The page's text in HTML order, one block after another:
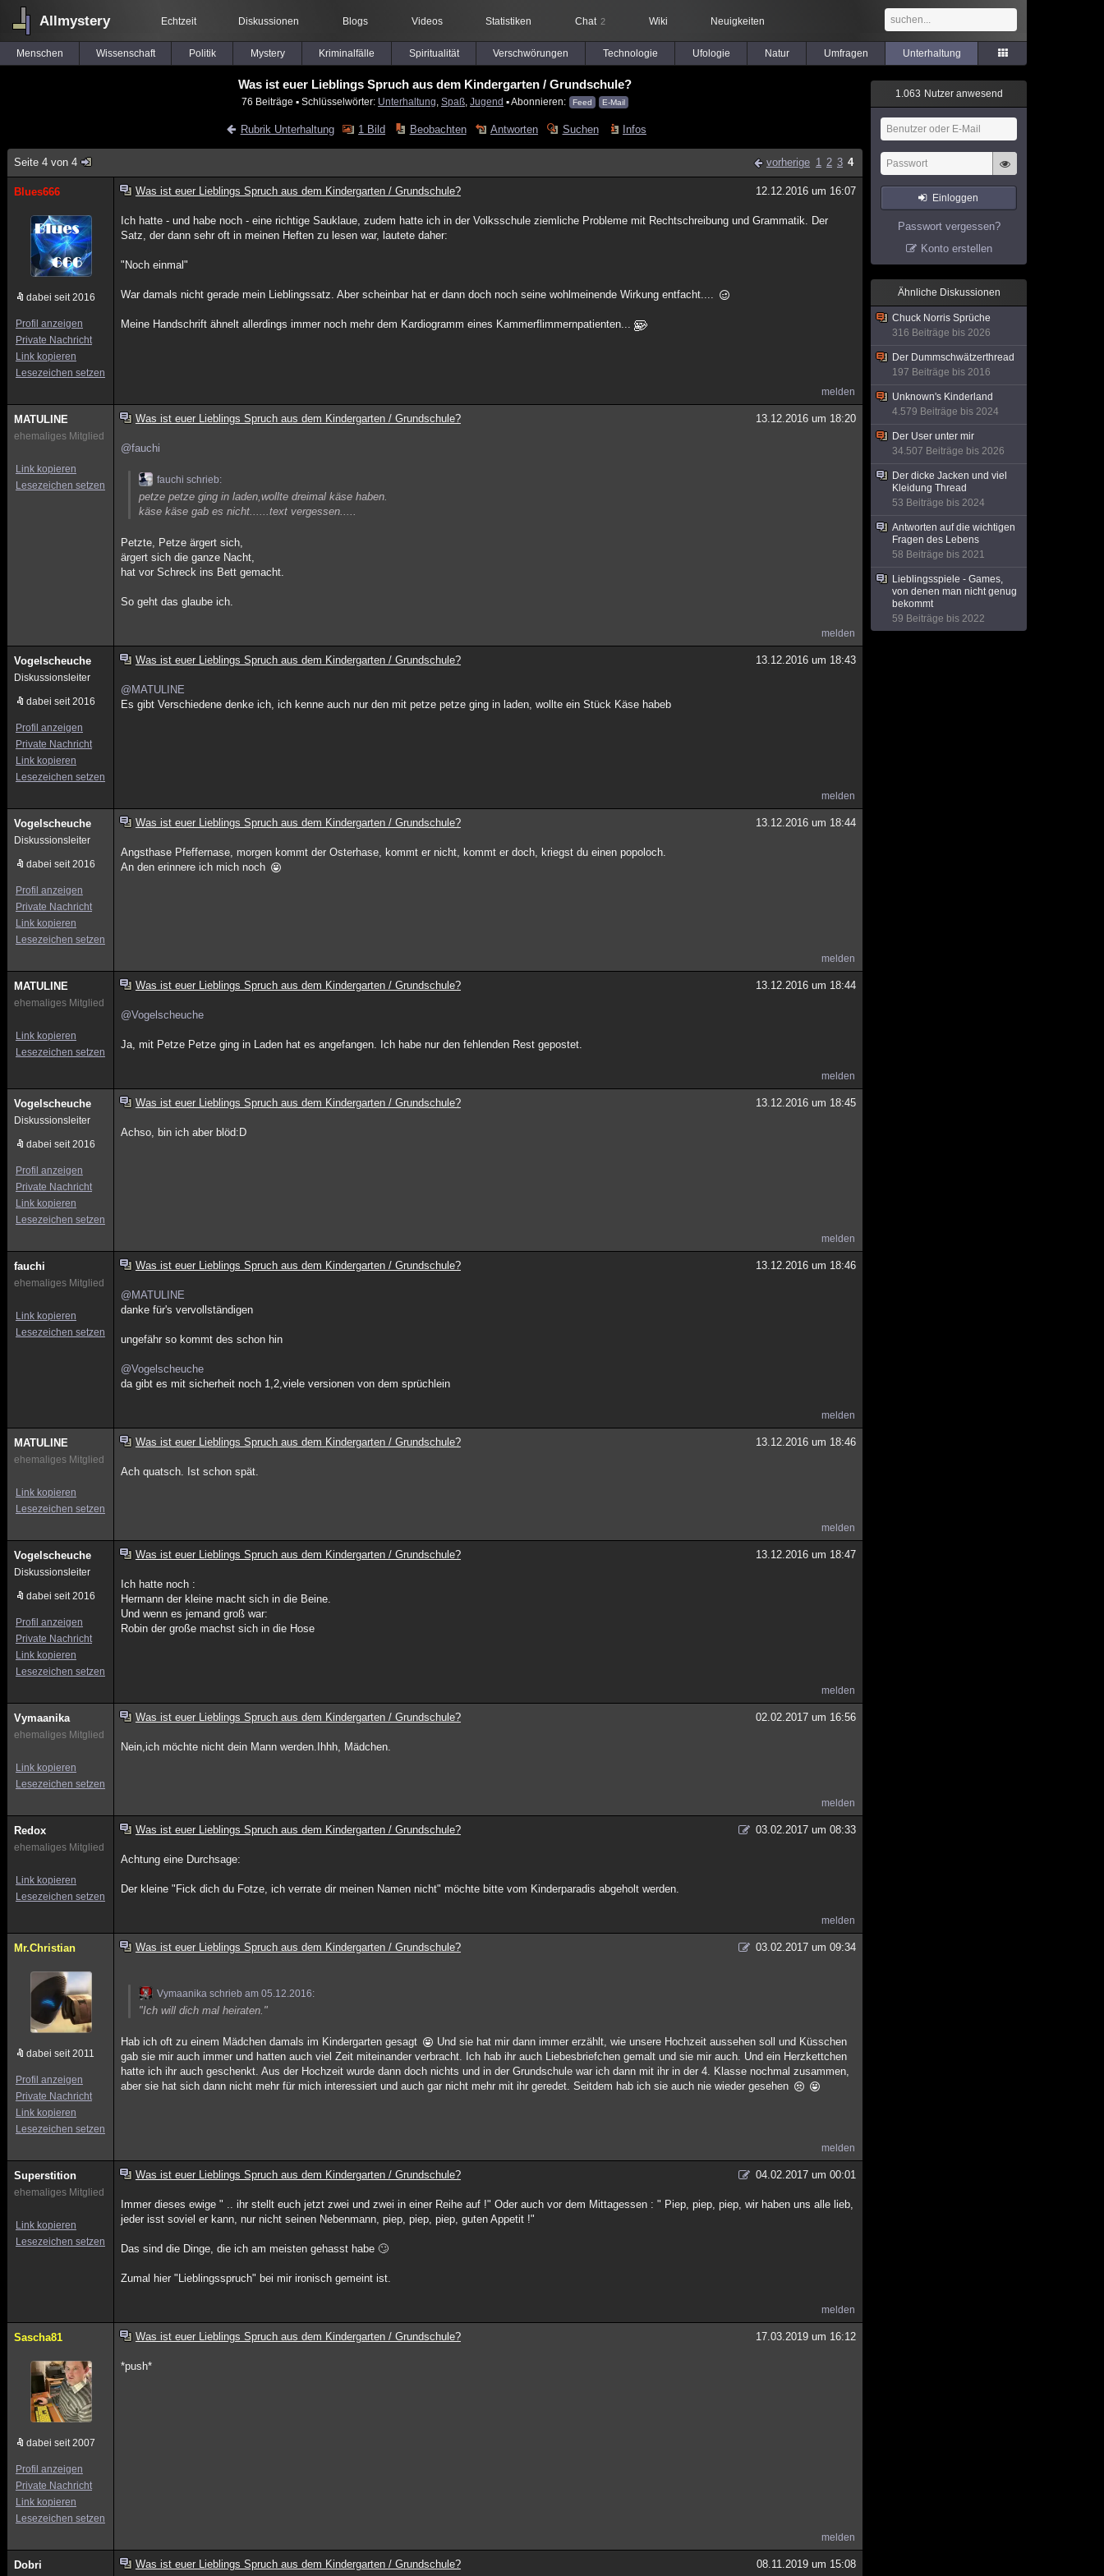
Allmystery Echtzeit Diskussionen Blogs Videos Statistiken Chat 2 Wiki Neuigkeiten
Menschen Wissenschaft Politik Mystery Kriminalfälle Spiritualität Verschwörungen Technologie Ufologie Natur Umfragen Unterhaltung
Was ist euer Lieblings Spruch aus dem Kindergarten / Grundschule?
76 Beiträge ▪ Schlüsselwörter: Unterhaltung Spaß Jugend ▪ Abonnieren: Feed E-Mail
Rubrik Unterhaltung 1 Bild Beobachten Antworten Suchen Infos
Seite 4 von 4 vorherige 1 2 3 4
Blues666
dabei seit 2016
Profil anzeigen
Private Nachricht
Link kopieren
Lesezeichen setzen
Was ist euer Lieblings Spruch aus dem Kindergarten / Grundschule? 12.12.2016 um 16:07
Ich hatte - und habe noch - eine richtige Sauklaue, zudem hatte ich in der Volksschule ziemliche Probleme mit Rechtschreibung und Grammatik. Der
Satz, der dann sehr oft in meinen Heften zu lesen war, lautete daher:
"Noch einmal"
War damals nicht gerade mein Lieblingssatz. Aber scheinbar hat er dann doch noch seine wohlmeinende Wirkung entfacht....
Meine Handschrift ähnelt allerdings immer noch mehr dem Kardiogramm eines Kammerflimmernpatienten...
melden
MATULINE
ehemaliges Mitglied
Link kopieren
Lesezeichen setzen
Was ist euer Lieblings Spruch aus dem Kindergarten / Grundschule? 13.12.2016 um 18:20
@fauchi
fauchi schrieb:
petze petze ging in laden,wollte dreimal käse haben.
käse käse gab es nicht......text vergessen.....
Petzte, Petze ärgert sich,
ärgert sich die ganze Nacht,
hat vor Schreck ins Bett gemacht.
So geht das glaube ich.
melden
Vogelscheuche
Diskussionsleiter
dabei seit 2016
Profil anzeigen
Private Nachricht
Link kopieren
Lesezeichen setzen
Was ist euer Lieblings Spruch aus dem Kindergarten / Grundschule? 13.12.2016 um 18:43
@MATULINE
Es gibt Verschiedene denke ich, ich kenne auch nur den mit petze petze ging in laden, wollte ein Stück Käse habeb
melden
Vogelscheuche
Diskussionsleiter
dabei seit 2016
Profil anzeigen
Private Nachricht
Link kopieren
Lesezeichen setzen
Was ist euer Lieblings Spruch aus dem Kindergarten / Grundschule? 13.12.2016 um 18:44
Angsthase Pfeffernase, morgen kommt der Osterhase, kommt er nicht, kommt er doch, kriegst du einen popoloch.
An den erinnere ich mich noch
melden
MATULINE
ehemaliges Mitglied
Link kopieren
Lesezeichen setzen
Was ist euer Lieblings Spruch aus dem Kindergarten / Grundschule? 13.12.2016 um 18:44
@Vogelscheuche
Ja, mit Petze Petze ging in Laden hat es angefangen. Ich habe nur den fehlenden Rest gepostet.
melden
Vogelscheuche
Diskussionsleiter
dabei seit 2016
Profil anzeigen
Private Nachricht
Link kopieren
Lesezeichen setzen
Was ist euer Lieblings Spruch aus dem Kindergarten / Grundschule? 13.12.2016 um 18:45
Achso, bin ich aber blöd:D
melden
fauchi
ehemaliges Mitglied
Link kopieren
Lesezeichen setzen
Was ist euer Lieblings Spruch aus dem Kindergarten / Grundschule? 13.12.2016 um 18:46
@MATULINE
danke für's vervollständigen
ungefähr so kommt des schon hin
@Vogelscheuche
da gibt es mit sicherheit noch 1,2,viele versionen von dem sprüchlein
melden
MATULINE
ehemaliges Mitglied
Link kopieren
Lesezeichen setzen
Was ist euer Lieblings Spruch aus dem Kindergarten / Grundschule? 13.12.2016 um 18:46
Ach quatsch. Ist schon spät.
melden
Vogelscheuche
Diskussionsleiter
dabei seit 2016
Profil anzeigen
Private Nachricht
Link kopieren
Lesezeichen setzen
Was ist euer Lieblings Spruch aus dem Kindergarten / Grundschule? 13.12.2016 um 18:47
Ich hatte noch :
Hermann der kleine macht sich in die Beine.
Und wenn es jemand groß war:
Robin der große machst sich in die Hose
melden
Vymaanika
ehemaliges Mitglied
Link kopieren
Lesezeichen setzen
Was ist euer Lieblings Spruch aus dem Kindergarten / Grundschule? 02.02.2017 um 16:56
Nein,ich möchte nicht dein Mann werden.Ihhh, Mädchen.
melden
Redox
ehemaliges Mitglied
Link kopieren
Lesezeichen setzen
Was ist euer Lieblings Spruch aus dem Kindergarten / Grundschule? 03.02.2017 um 08:33
Achtung eine Durchsage:
Der kleine "Fick dich du Fotze, ich verrate dir meinen Namen nicht" möchte bitte vom Kinderparadis abgeholt werden.
melden
Mr.Christian
dabei seit 2011
Profil anzeigen
Private Nachricht
Link kopieren
Lesezeichen setzen
Was ist euer Lieblings Spruch aus dem Kindergarten / Grundschule? 03.02.2017 um 09:34
Vymaanika schrieb am 05.12.2016:
"Ich will dich mal heiraten."
Hab ich oft zu einem Mädchen damals im Kindergarten gesagt
Und sie hat mir dann immer erzählt, wie unsere Hochzeit aussehen soll und Küsschen
gab sie mir auch immer und hatten auch viel Zeit miteinander verbracht. Ich hab ihr auch Liebesbriefchen gemalt und sie mir auch. Und ein Herzkettchen
hatte ich ihr auch geschenkt. Aus der Hochzeit wurde dann doch nichts und in der Grundschule war ich dann mit ihr in der 4. Klasse nochmal zusammen,
aber sie hat sich dann nicht mehr für mich interessiert und auch gar nicht mehr mit ihr geredet. Seitdem hab ich sie auch nie wieder gesehen
melden
Superstition
ehemaliges Mitglied
Link kopieren
Lesezeichen setzen
Was ist euer Lieblings Spruch aus dem Kindergarten / Grundschule? 04.02.2017 um 00:01
Immer dieses ewige " .. ihr stellt euch jetzt zwei und zwei in einer Reihe auf !" Oder auch vor dem Mittagessen : " Piep, piep, piep, wir haben uns alle lieb,
jeder isst soviel er kann, nur nicht seinen Nebenmann, piep, piep, piep, guten Appetit !"
Das sind die Dinge, die ich am meisten gehasst habe 🙄
Zumal hier "Lieblingsspruch" bei mir ironisch gemeint ist.
melden
Sascha81
dabei seit 2007
Profil anzeigen
Private Nachricht
Link kopieren
Lesezeichen setzen
Was ist euer Lieblings Spruch aus dem Kindergarten / Grundschule? 17.03.2019 um 16:12
*push*
melden
Dobri Was ist euer Lieblings Spruch aus dem Kindergarten / Grundschule? 08.11.2019 um 15:08
1.063 Nutzer anwesend
Einloggen
Passwort vergessen?
Konto erstellen
Ähnliche Diskussionen
Chuck Norris Sprüche
316 Beiträge bis 2026
Der Dummschwätzerthread
197 Beiträge bis 2016
Unknown's Kinderland
4.579 Beiträge bis 2024
Der User unter mir
34.507 Beiträge bis 2026
Der dicke Jacken und viel
Kleidung Thread
53 Beiträge bis 2024
Antworten auf die wichtigen
Fragen des Lebens
58 Beiträge bis 2021
Lieblingsspiele - Games,
von denen man nicht genug
bekommt
59 Beiträge bis 2022